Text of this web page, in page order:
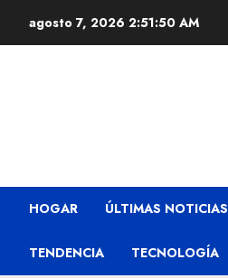
agosto 7, 2026 2:51:51 AM
HOGAR ÚLTIMAS NOTICIAS
TENDENCIA TECNOLOGÍA